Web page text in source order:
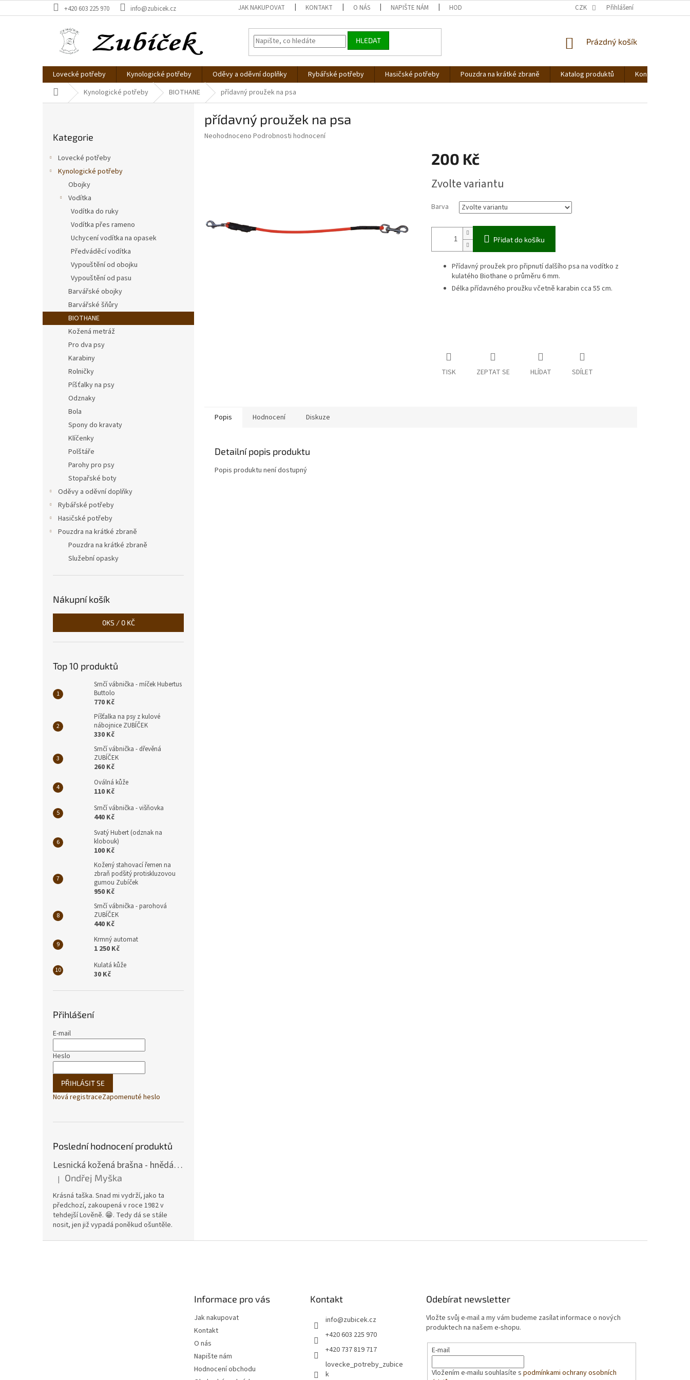
na
+420 603 225 970 info@zubicek.cz JAK NAKUPOVAT KONTAKT O NÁS NAPIŠTE NÁM HODNOCENÍ OBCHODU OBCHODNÍ PODMÍNKY PODMÍNKY OCHRANY
CZK Přihlášení
HLEDAT
NÁKUPNÍ
Prázdný košík
Lovecké potřeby Kynologické potřeby Oděvy a oděvní doplňky Rybářské potřeby Hasičské potřeby Pouzdra na krátké zbraně Katalog produktů Kontakt
Domů Kynologické potřeby BIOTHANE přídavný proužek na psa
kategorie
Kategorie
Lovecké potřeby
Kynologické potřeby
Obojky
Vodítka
Vodítka do ruky
Vodítka přes rameno
Uchycení vodítka na opasek
Předváděcí vodítka
Vypouštění od obojku
Vypouštění od pasu
Barvářské obojky
Barvářské šňůry
BIOTHANE
Kožená metráž
Pro dva psy
Karabiny
Rolničky
Píšťalky na psy
Odznaky
Bola
Spony do kravaty
Klíčenky
Polštáře
Parohy pro psy
Stopařské boty
Oděvy a oděvní doplňky
Rybářské potřeby
Hasičské potřeby
Pouzdra na krátké zbraně
Pouzdra na krátké zbraně
Služební opasky
Nákupní košík
0KS / 0 KČ
Top 10 produktů
Srnčí vábnička - míček Hubertus
Buttolo
770 Kč
Píšťalka na psy z kulové
nábojnice ZUBÍČEK
330 Kč
Srnčí vábnička - dřevěná
ZUBÍČEK
260 Kč
Oválná kůže
110 Kč
Srnčí vábnička - višňovka
440 Kč
Svatý Hubert (odznak na
klobouk)
100 Kč
Kožený stahovací řemen na
zbraň podšitý protiskluzovou
gumou Zubíček
950 Kč
Srnčí vábnička - parohová
ZUBÍČEK
440 Kč
Krmný automat
1 250 Kč
Kulatá kůže
30 Kč
Přihlášení
E-mail
Heslo
PŘIHLÁSIT SE
Nová registraceZapomenuté heslo
Poslední hodnocení produktů
Lesnická kožená brašna - hnědá hovězina
Hodnocení produktu je 5 z 5 hvězdiček.
| Ondřej Myška
Krásná taška. Snad mi vydrží, jako ta
předchozí, zakoupená v roce 1982 v
tehdejší Lověně. 😁. Tedy dá se stále
nosit, jen již vypadá poněkud ošuntěle.
přídavný proužek na psa
Průměrné
Neohodnoceno Podrobnosti hodnocení
200 Kč
cena:
Zvolte variantu
Barva
Přidat do košíku
Přídavný proužek pro připnutí dalšího psa na vodítko z
kulatého Biothane o průměru 6 mm.
Délka přídavného proužku včetně karabin cca 55 cm.
TISK ZEPTAT SE HLÍDAT SDÍLET
Popis Hodnocení Diskuze
Detailní popis produktu
Popis produktu není dostupný
Informace pro vás
Jak nakupovat
Kontakt
O nás
Napište nám
Hodnocení obchodu
Kontakt
info@zubicek.cz
+420 603 225 970
+420 737 819 717
lovecke_potreby_zubice
k
Odebírat newsletter
Vložte svůj e-mail a my vám budeme zasílat informace o nových
produktech na našem e-shopu.
E-mail
Vložením e-mailu souhlasíte spodmínkami ochrany osobních